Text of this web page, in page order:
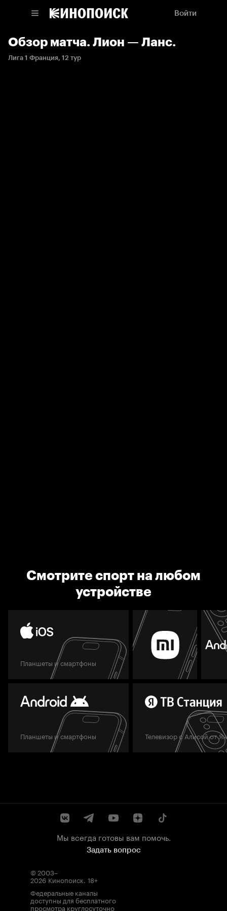
Войти
Обзор матча. Лион — Ланс.
Лига 1 Франция, 12 тур
Смотрите спорт на любом
устройстве
Планшеты и смартфоны
Планшеты и смартфоны Телевизор с Алисой от
Мы всегда готовы вам помочь.
Задать вопрос
© 2003–
2026 Кинопоиск. 18+
Федеральные каналы
доступны для бесплатного
просмотра круглосуточно